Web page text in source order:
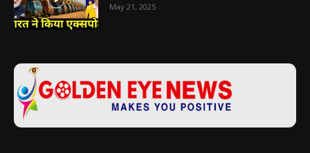
May 21, 2025